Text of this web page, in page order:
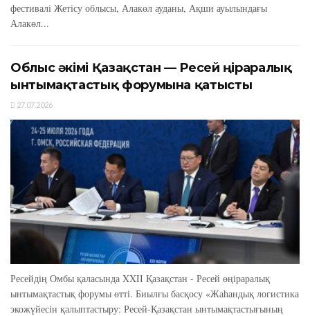
фестивалі Жетісу облысы, Алакөл ауданы, Ақши ауылындағы
Алакөл...
Облыс әкімі Қазақстан — Ресей өңіраралық
ынтымақтастық форумына қатысты
27.07.2026
Ресейдің Омбы қаласында XXIІ Қазақстан - Ресей өңіраралық
ынтымақтастық форумы өтті. Биылғы басқосу «Жаһандық логистика
экожүйесін қалыптастыру: Ресей-Қазақстан ынтымақтастығының